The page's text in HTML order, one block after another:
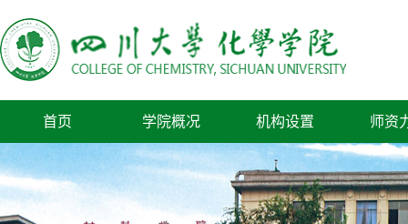
首页 学院概况 机构设置 师资